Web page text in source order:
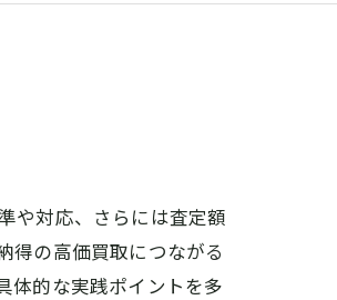
や対応、さらには査定額
得の高価買取につながる
体的な実践ポイントを多